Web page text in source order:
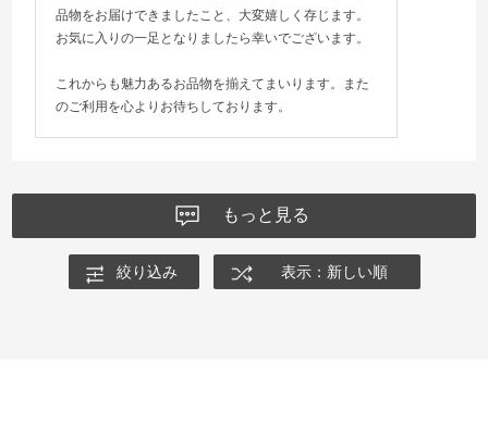
品物をお届けできましたこと、大変嬉しく存じます。
お気に入りの一足となりましたら幸いでございます。
これからも魅力あるお品物を揃えてまいります。また
のご利用を心よりお待ちしております。
もっと見る
絞り込み 表示：新しい順